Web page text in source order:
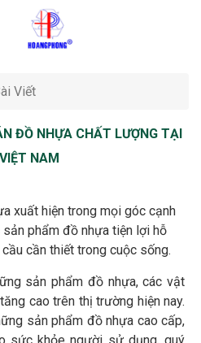
Viết
ĐỒ NHỰA CHẤT LƯỢNG TẠI
VIỆT NAM
xuất hiện trong mọi góc cạnh
phẩm đồ nhựa tiện lợi hỗ
cần thiết trong cuộc sống.
sản phẩm đồ nhựa, các vật
cao trên thị trường hiện nay.
sản phẩm đồ nhựa cao cấp,